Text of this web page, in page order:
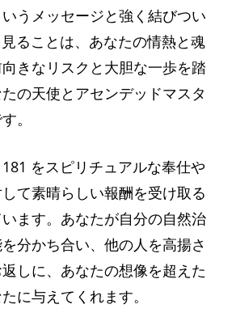
うメッセージと強く結びつい
ることは、あなたの情熱と魂
きなリスクと大胆な一歩を踏
の天使とアセンデッドマスタ
。
をスピリチュアルな奉仕や
て素晴らしい報酬を受け取る
ます。あなたが自分の自然治
分かち合い、他の人を高揚さ
しに、あなたの想像を超えた
に与えてくれます。